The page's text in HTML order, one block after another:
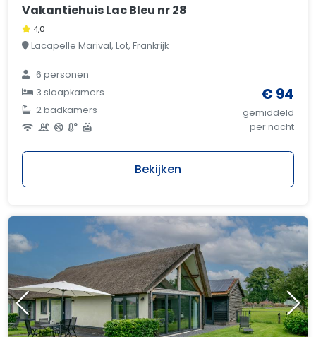
Vakantiehuis Lac Bleu nr 28
4,0
Lacapelle Marival, Lot, Frankrijk
6 personen
3 slaapkamers
2 badkamers
€ 94
gemiddeld
per nacht
Bekijken